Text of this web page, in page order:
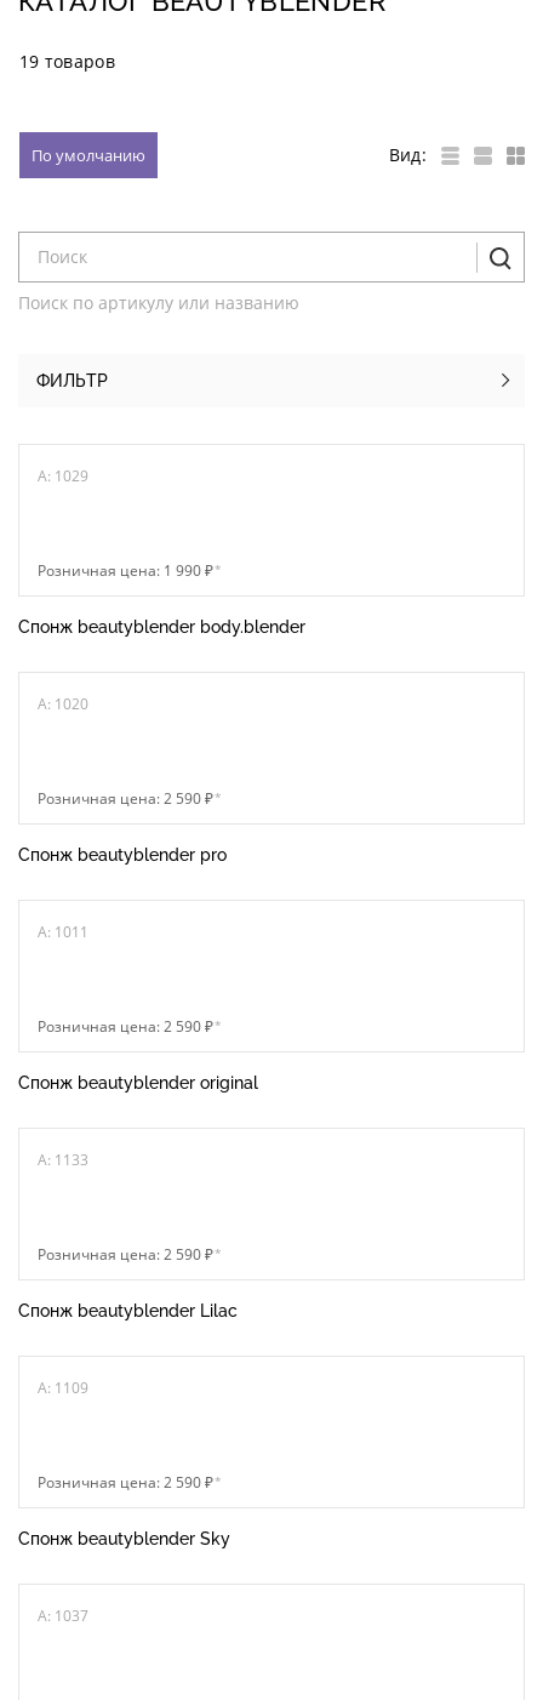
19 товаров
По умолчанию Вид:
Поиск по артикулу или названию
ФИЛЬТР
A: 1029
Розничная цена: 1 990 ₽*
Спонж beautyblender body.blender
A: 1020
Розничная цена: 2 590 ₽*
Спонж beautyblender pro
A: 1011
Розничная цена: 2 590 ₽*
Спонж beautyblender original
A: 1133
Розничная цена: 2 590 ₽*
Спонж beautyblender Lilac
A: 1109
Розничная цена: 2 590 ₽*
Cпонж beautyblender Sky
A: 1037